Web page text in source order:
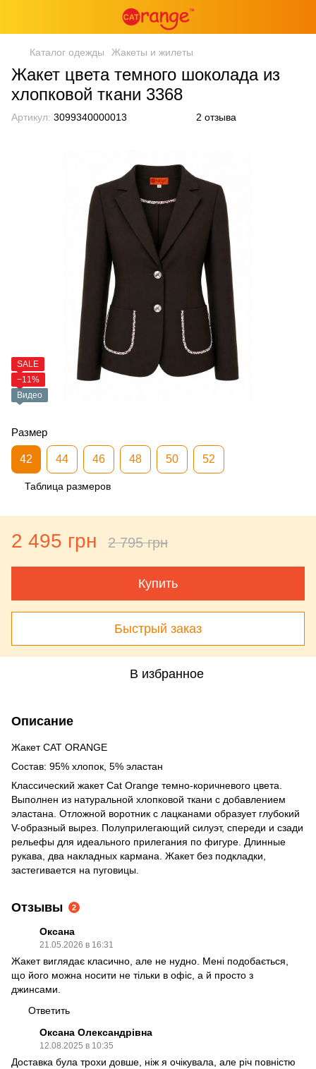
Каталог одежды Жакеты и жилеты
Жакет цвета темного шоколада из
хлопковой ткани 3368
Артикул: 3099340000013 2 отзыва
SALE
−11%
Видео
Размер
42 44 46 48 50 52
Таблица размеров
2 495 грн 2 795 грн
Купить
Быстрый заказ
В избранное
Описание
Жакет CAT ORANGE
Состав: 95% хлопок, 5% эластан
Классический жакет Cat Orange темно-коричневого цвета.
Выполнен из натуральной хлопковой ткани с добавлением
эластана. Отложной воротник с лацканами образует глубокий
V-образный вырез. Полуприлегающий силуэт, спереди и сзади
рельефы для идеального прилегания по фигуре. Длинные
рукава, два накладных кармана. Жакет без подкладки,
застегивается на пуговицы.
Отзывы 2
Оксана
21.05.2026 в 16:31
Жакет виглядає класично, але не нудно. Мені подобається,
що його можна носити не тільки в офіс, а й просто з
джинсами.
Ответить
Оксана Олександрівна
12.08.2025 в 10:35
Доставка була трохи довше, ніж я очікувала, але річ повністю